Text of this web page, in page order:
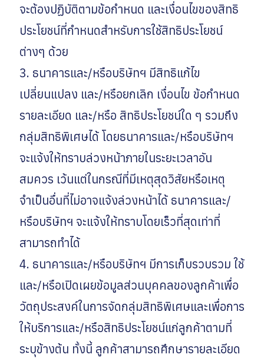
จะต้องปฏิบัติตามข้อกำหนด และเงื่อนไขของสิทธิ
ประโยชน์ที่กำหนดสำหรับการใช้สิทธิประโยชน์
ต่างๆ ด้วย
3. ธนาคารและ/หรือบริษัทฯ มีสิทธิแก้ไข
เปลี่ยนแปลง และ/หรือยกเลิก เงื่อนไข ข้อกำหนด
รายละเอียด และ/หรือ สิทธิประโยชน์ใด ๆ รวมถึง
กลุ่มสิทธิพิเศษได้ โดยธนาคารและ/หรือบริษัทฯ
จะแจ้งให้ทราบล่วงหน้าภายในระยะเวลาอัน
สมควร เว้นแต่ในกรณีที่มีเหตุสุดวิสัยหรือเหตุ
จำเป็นอื่นที่ไม่อาจแจ้งล่วงหน้าได้ ธนาคารและ/
หรือบริษัทฯ จะแจ้งให้ทราบโดยเร็วที่สุดเท่าที่
สามารถทำได้
4. ธนาคารและ/หรือบริษัทฯ มีการเก็บรวบรวม ใช้
และ/หรือเปิดเผยข้อมูลส่วนบุคคลของลูกค้าเพื่อ
วัตถุประสงค์ในการจัดกลุ่มสิทธิพิเศษและเพื่อการ
ให้บริการและ/หรือสิทธิประโยชน์แก่ลูกค้าตามที่
ระบุข้างต้น ทั้งนี้ ลูกค้าสามารถศึกษารายละเอียด